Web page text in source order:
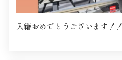
入籍おめでとうございます！！